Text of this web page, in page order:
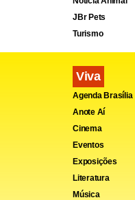
JBr Pets
Turismo
Viva
Agenda Brasília
Anote Aí
Cinema
Eventos
Exposições
Literatura
Música